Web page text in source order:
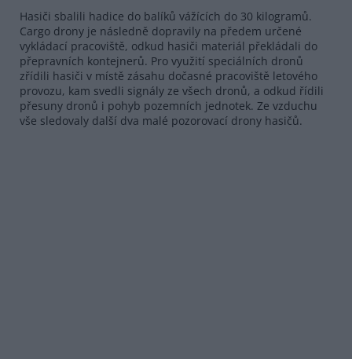
Hasiči sbalili hadice do balíků vážících do 30 kilogramů.
Cargo drony je následně dopravily na předem určené
vykládací pracoviště, odkud hasiči materiál překládali do
přepravních kontejnerů. Pro využití speciálních dronů
zřídili hasiči v místě zásahu dočasné pracoviště letového
provozu, kam svedli signály ze všech dronů, a odkud řídili
přesuny dronů i pohyb pozemních jednotek. Ze vzduchu
vše sledovaly další dva malé pozorovací drony hasičů.